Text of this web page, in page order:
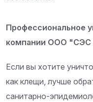
Профессиональное
компании ООО "СЭС
Если вы хотите
как клещи, лучше
санитарно-